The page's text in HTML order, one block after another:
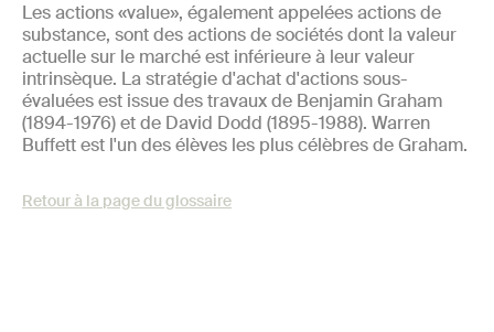
Les actions «value», également appelées actions de
substance, sont des actions de sociétés dont la valeur
actuelle sur le marché est inférieure à leur valeur
intrinsèque. La stratégie d'achat d'actions sous-
évaluées est issue des travaux de Benjamin Graham
(1894-1976) et de David Dodd (1895-1988). Warren
Buffett est l'un des élèves les plus célèbres de Graham.
Retour à la page du glossaire